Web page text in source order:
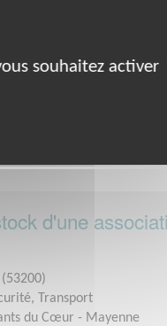
d'une
(53200)
Transport
du Cœur - Mayenne
souhaitez activer